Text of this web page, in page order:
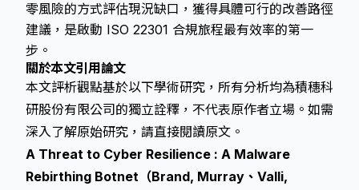
零風險的方式評估現況缺口，獲得具體可行的改善路徑
建議，是啟動 ISO 22301 合規旅程最有效率的第一
步。
關於本文引用論文
本文評析觀點基於以下學術研究，所有分析均為積穗科
研股份有限公司的獨立詮釋，不代表原作者立場。如需
深入了解原始研究，請直接閱讀原文。
A Threat to Cyber Resilience : A Malware
Rebirthing Botnet（Brand, Murray、Valli,